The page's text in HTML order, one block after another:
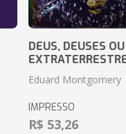
DEUS, DEUSES OU
Eduard Montgomery
IMPRESSO
R$ 53,26